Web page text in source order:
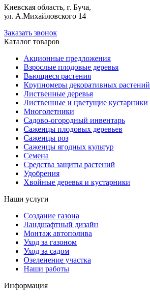
Киевская область, г. Буча,
ул. А.Михайловского 14
Заказать звонок
Каталог товаров
Акционные предложения
Взрослые плодовые деревья
Вьющиеся растения
Крупномеры декоративных растений
Лиственные деревья
Лиственные и цветущие кустарники
Многолетники
Садово-огородный инвентарь
Саженцы плодовых деревьев
Саженцы роз
Саженцы ягодных культур
Семена
Средства защиты растений
Удобрения
Хвойные деревья и кустарники
Наши услуги
Создание газона
Ландшафтный дизайн
Монтаж автополива
Уход за газоном
Уход за садом
Озеленение участка
Наши работы
Информация